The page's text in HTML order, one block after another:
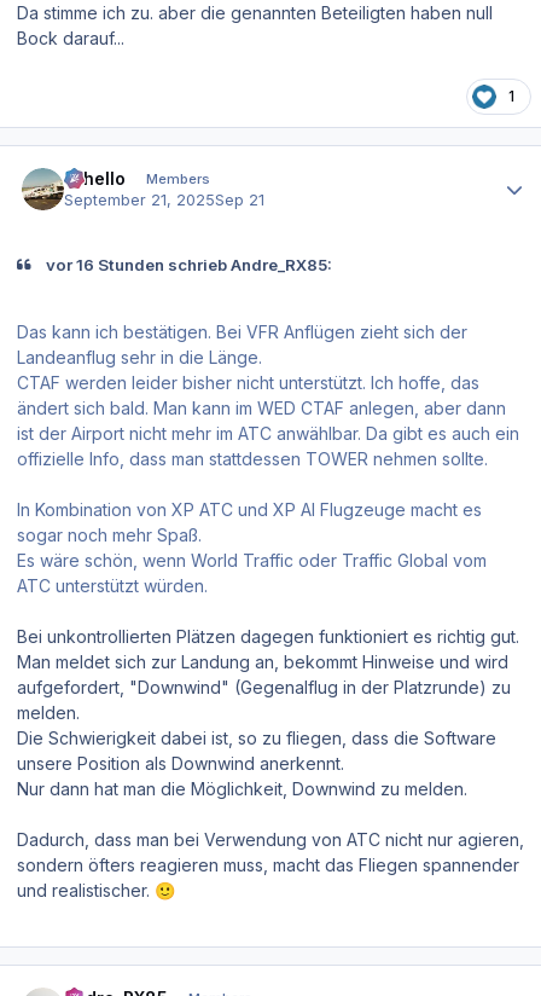
Da stimme ich zu. aber die genannten Beteiligten haben null
Bock darauf...
1
Othello Members
September 21, 2025Sep 21
vor 16 Stunden schrieb Andre_RX85:
Das kann ich bestätigen. Bei VFR Anflügen zieht sich der
Landeanflug sehr in die Länge.
CTAF werden leider bisher nicht unterstützt. Ich hoffe, das
ändert sich bald. Man kann im WED CTAF anlegen, aber dann
ist der Airport nicht mehr im ATC anwählbar. Da gibt es auch ein
offizielle Info, dass man stattdessen TOWER nehmen sollte.
In Kombination von XP ATC und XP AI Flugzeuge macht es
sogar noch mehr Spaß.
Es wäre schön, wenn World Traffic oder Traffic Global vom
ATC unterstützt würden.
Bei unkontrollierten Plätzen dagegen funktioniert es richtig gut.
Man meldet sich zur Landung an, bekommt Hinweise und wird
aufgefordert, "Downwind" (Gegenalflug in der Platzrunde) zu
melden.
Die Schwierigkeit dabei ist, so zu fliegen, dass die Software
unsere Position als Downwind anerkennt.
Nur dann hat man die Möglichkeit, Downwind zu melden.
Dadurch, dass man bei Verwendung von ATC nicht nur agieren,
sondern öfters reagieren muss, macht das Fliegen spannender
und realistischer. 🙂